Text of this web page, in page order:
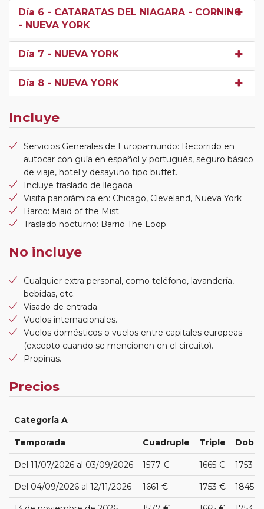
Día 6 - CATARATAS DEL NIAGARA - CORNING
- NUEVA YORK
Día 7 - NUEVA YORK
Día 8 - NUEVA YORK
Incluye
Servicios Generales de Europamundo: Recorrido en
autocar con guía en español y portugués, seguro básico
de viaje, hotel y desayuno tipo buffet.
Incluye traslado de llegada
Visita panorámica en: Chicago, Cleveland, Nueva York
Barco: Maid of the Mist
Traslado nocturno: Barrio The Loop
No incluye
Cualquier extra personal, como teléfono, lavandería,
bebidas, etc.
Visado de entrada.
Vuelos internacionales.
Vuelos domésticos o vuelos entre capitales europeas
(excepto cuando se mencionen en el circuito).
Propinas.
Precios
Categoría A
Temporada Cuadruple Triple Doble
Del 11/07/2026 al 03/09/2026 1577 € 1665 € 1753 €
Del 04/09/2026 al 12/11/2026 1661 € 1753 € 1845 €